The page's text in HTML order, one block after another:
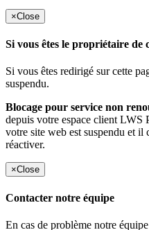
×Close
Si vous êtes le propriétaire de
Si vous êtes redirigé sur cette
suspendu.
Blocage pour service non
depuis votre espace client LWS
votre site web est suspendu et
réactiver.
×Close
Contacter notre équipe
En cas de problème notre